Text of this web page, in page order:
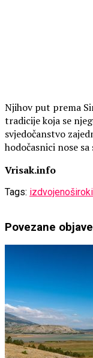
Njihov put prema
tradicije koja se
svjedočanstvo
hodočasnici nose
Vrisak.info
Tags: izdvojeno
Povezane objave